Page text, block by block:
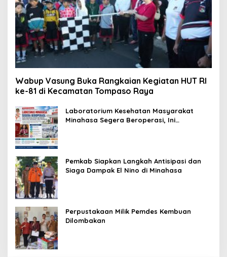
Wabup Vasung Buka Rangkaian Kegiatan HUT RI
ke-81 di Kecamatan Tompaso Raya
Laboratorium Kesehatan Masyarakat
Minahasa Segera Beroperasi, Ini
Pemkab Siapkan Langkah Antisipasi dan
Siaga Dampak El Nino di Minahasa
Perpustakaan Milik Pemdes Kembuan
Dilombakan